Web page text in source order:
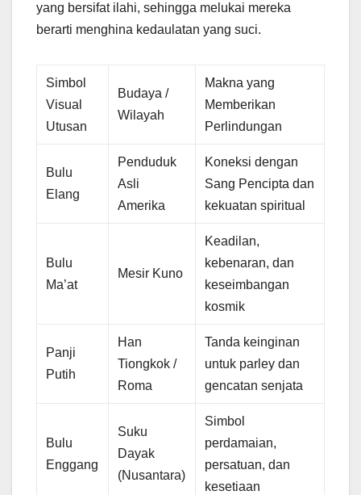
yang bersifat ilahi, sehingga melukai mereka
berarti menghina kedaulatan yang suci.
Simbol
Visual
Utusan
Budaya /
Wilayah
Makna yang
Memberikan
Perlindungan
Bulu
Elang
Penduduk
Asli
Amerika
Koneksi dengan
Sang Pencipta dan
kekuatan spiritual
Bulu
Ma’at
Mesir Kuno
Keadilan,
kebenaran, dan
keseimbangan
kosmik
Panji
Putih
Han
Tiongkok /
Roma
Tanda keinginan
untuk parley dan
gencatan senjata
Bulu
Enggang
Suku
Dayak
(Nusantara)
Simbol
perdamaian,
persatuan, dan
kesetiaan